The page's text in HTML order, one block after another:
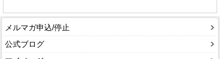
メルマガ申込/停止
公式ブログ